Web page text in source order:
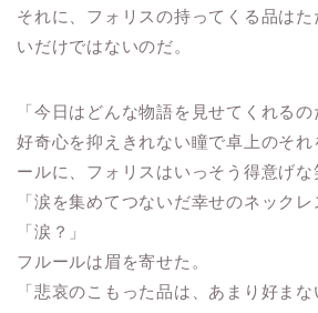
それに、フォリスの持ってくる品は
いだけではないのだ。
「今日はどんな物語を見せてくれるの
好奇心を抑えきれない瞳で卓上のそ
ールに、フォリスはいっそう得意げな
「涙を集めてつないだ幸せのネックレ
「涙？」
フルールは眉を寄せた。
「悲哀のこもった品は、あまり好まな